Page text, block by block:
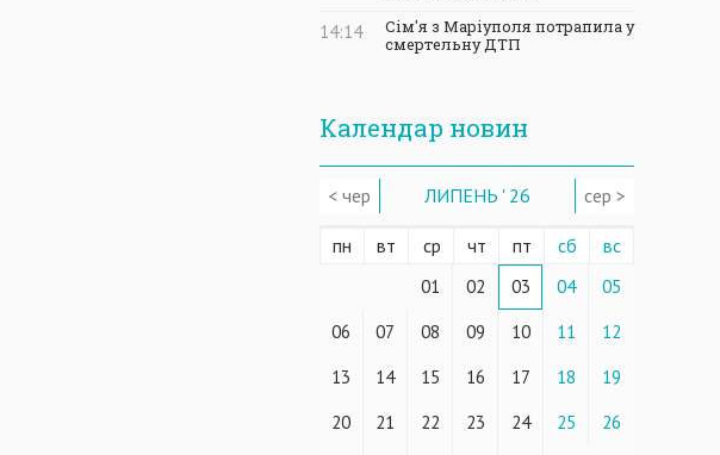
14:14
Сім'я з Маріуполя потрапила у
смертельну ДТП
Календар новин
< чер ЛИПЕНЬ ' 26 сер >
пн вт ср чт пт сб вс
01 02 03 04
05
06
07 08 09 10 11
12
13
14 15 16 17 18
19
20
21 22 23 24 25
26